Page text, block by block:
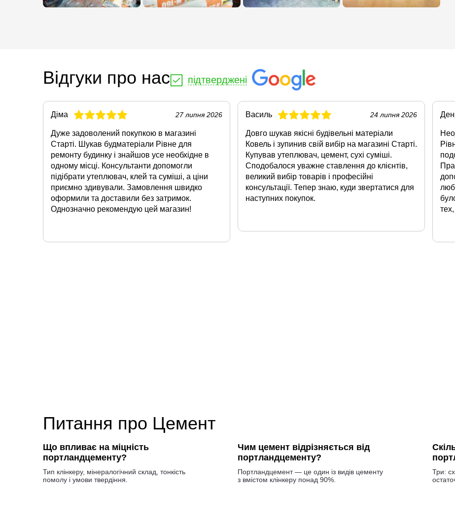
Відгуки про нас підтверджені
Діма 27 липня 2026
Дуже задоволений покупкою в магазині
Старті. Шукав будматеріали Рівне для
ремонту будинку і знайшов усе необхідне в
одному місці. Консультанти допомогли
підібрати утеплювач, клей та суміші, а ціни
приємно здивували. Замовлення швидко
оформили та доставили без затримок.
Однозначно рекомендую цей магазин!
Василь 24 липня 2026
Довго шукав якісні будівельні матеріали
Ковель і зупинив свій вибір на магазині Старті.
Купував утеплювач, цемент, сухі суміші.
Сподобалося уважне ставлення до клієнтів,
великий вибір товарів і професійні
консультації. Тепер знаю, куди звертатися для
наступних покупок.
Питання про Цемент
Що впливає на міцність
портландцементу?
Тип клінкеру, мінералогічний склад, тонкість
помолу і умови твердіння.
Чим цемент відрізняється від
портландцементу?
Портландцемент — це один із видів цементу
з вмістом клінкеру понад 90%.
Три: